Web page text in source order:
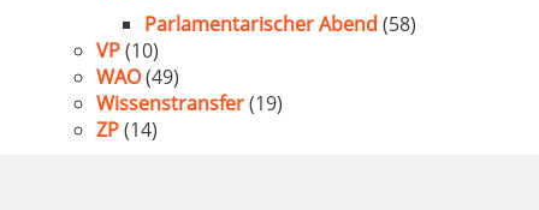
Parlamentarischer Abend (58)
VP(10)
WAO(49)
Wissenstransfer(19)
ZP(14)